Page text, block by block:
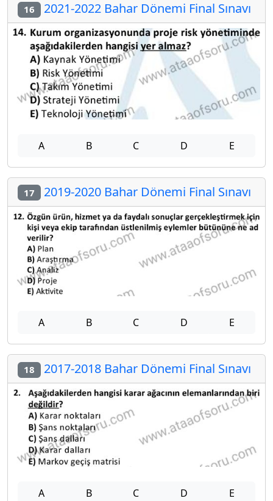
16 2021-2022 Bahar Dönemi Final Sınavı
A B C D E
17 2019-2020 Bahar Dönemi Final Sınavı
A B C D E
18 2017-2018 Bahar Dönemi Final Sınavı
A B C D E